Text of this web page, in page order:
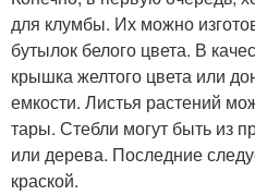
для клумбы. Их можно
бутылок белого цвета. В
крышка желтого цвета или
емкости. Листья растений
тары. Стебли могут быть из
или дерева. Последние
краской.